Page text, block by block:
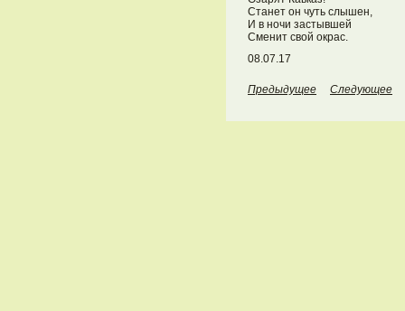
Станет он чуть слышен,
И в ночи застывшей
Сменит свой окрас.
08.07.17
Предыдущее Следующее